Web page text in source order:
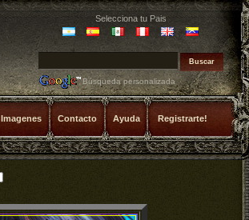
Selecciona tu Pais
Búsqueda personalizada
Imagenes Contacto Ayuda Registrarte!